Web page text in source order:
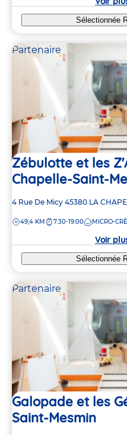
Sélectionnée
Partenaire
Zébulotte et les
Chapelle-Saint-
Adresse
la
4 Rue De Micy 45380 LA
DISTANCE
49,4 KM 7:30-19:00 MICRO-
Voir
Sélectionnée
Partenaire
Galopade et les
Saint-Mesmin